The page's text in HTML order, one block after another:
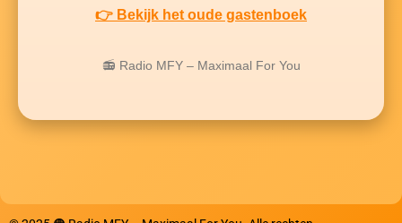
👉 Bekijk het oude gastenboek
📻 Radio MFY – Maximaal For You